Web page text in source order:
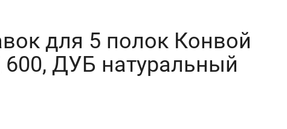
для 5 полок Конвой
ДУБ натуральный